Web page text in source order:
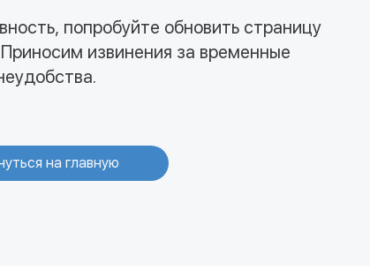
попробуйте обновить страницу
извинения за временные
на главную